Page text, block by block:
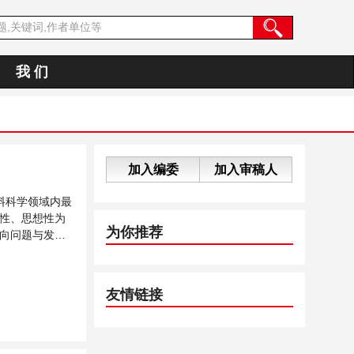
我 们
科学领域内最
、思想性为
问题与发展
加入编委 加入审稿人
为你推荐
友情链接